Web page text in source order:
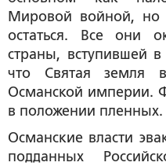
Мировой войной,
остаться. Все они
страны, вступившей
что Святая земля
Османской империи.
в положении пленных.
Османские власти
подданных